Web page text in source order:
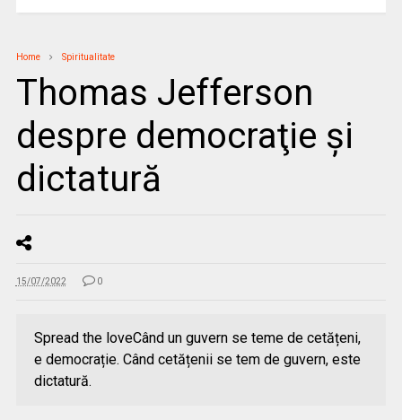
Home Spiritualitate
Thomas Jefferson
despre democraţie şi
dictatură
15/07/2022 0
Spread the loveCând un guvern se teme de cetățeni,
e democrație. Când cetățenii se tem de guvern, este
dictatură.